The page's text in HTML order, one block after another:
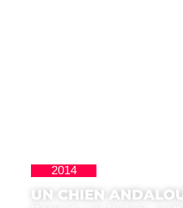
2014
UN CHIEN ANDALOU